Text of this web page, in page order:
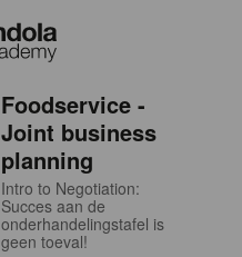
Foodservice -
Joint business
planning
Intro to Negotiation:
Succes aan de
onderhandelingstafel is
geen toeval!